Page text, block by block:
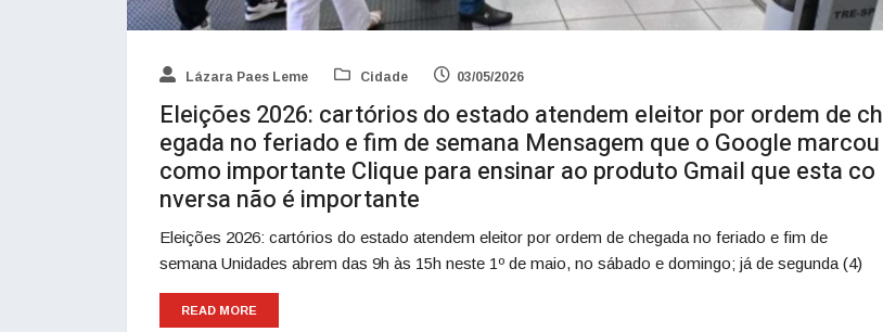
Lázara Paes Leme Cidade 03/05/2026
Eleições 2026: cartórios do estado atendem eleitor por ordem de ch
egada no feriado e fim de semana Mensagem que o Google marcou
como importante Clique para ensinar ao produto Gmail que esta co
nversa não é importante
Eleições 2026: cartórios do estado atendem eleitor por ordem de chegada no feriado e fim de
semana Unidades abrem das 9h às 15h neste 1º de maio, no sábado e domingo; já de segunda (4)
READ MORE